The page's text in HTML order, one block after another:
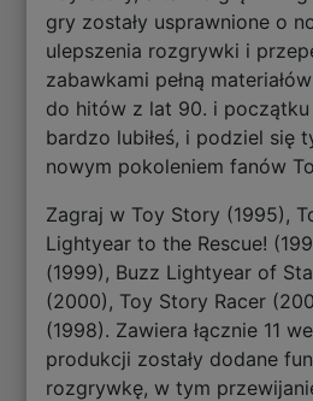
gry zostały usprawnione o
ulepszenia rozgrywki i
zabawkami pełną
do hitów z lat 90. i
bardzo lubiłeś, i podziel się
nowym pokoleniem fanów
Zagraj w Toy Story (1995),
Lightyear to the Rescue!
(1999), Buzz Lightyear of
(2000), Toy Story Racer
(1998). Zawiera łącznie 11
produkcji zostały dodane
rozgrywkę, w tym